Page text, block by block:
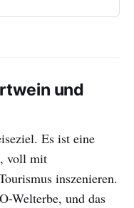
und
Es ist eine
voll mit
inszenieren.
Welterbe, und das